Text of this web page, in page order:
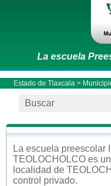
La escuela
Estado de Tlaxcala >
La escuela preescolar
TEOLOCHOLCO es
localidad de
control privado.